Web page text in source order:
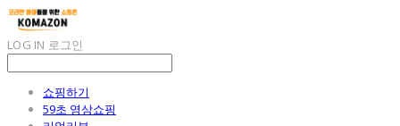
LOG IN 로그인
쇼핑하기
59초 영상쇼핑